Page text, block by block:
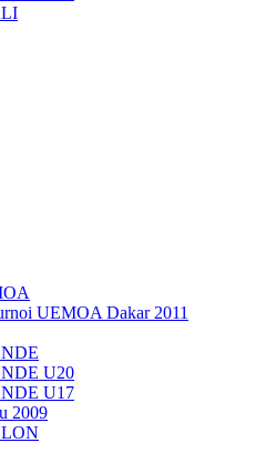
UEMOA Dakar 2011
U20
U17
2009